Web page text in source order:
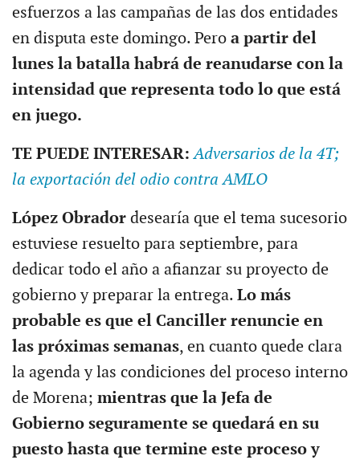
esfuerzos a las campañas de las dos entidades
en disputa este domingo. Pero a partir del
lunes la batalla habrá de reanudarse con la
intensidad que representa todo lo que está
en juego.
TE PUEDE INTERESAR:Adversarios de la 4T;
la exportación del odio contra AMLO
López Obrador desearía que el tema sucesorio
estuviese resuelto para septiembre, para
dedicar todo el año a afianzar su proyecto de
gobierno y preparar la entrega. Lo más
probable es que el Canciller renuncie en
las próximas semanas, en cuanto quede clara
la agenda y las condiciones del proceso interno
de Morena; mientras que la Jefa de
Gobierno seguramente se quedará en su
puesto hasta que termine este proceso y